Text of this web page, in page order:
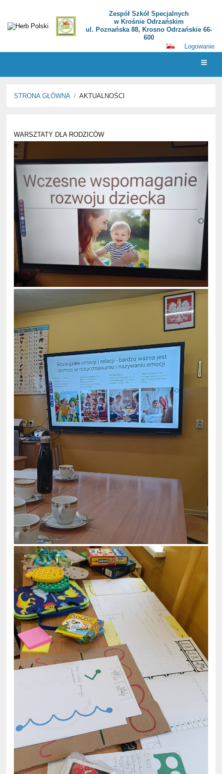
Zespół Szkół Specjalnych
w Krośnie Odrzańskim
ul. Poznańska 88, Krosno Odrzańskie 66-
600
Logowanie
STRONA GŁÓWNA / AKTUALNOŚCI
WARSZTATY DLA RODZICÓW